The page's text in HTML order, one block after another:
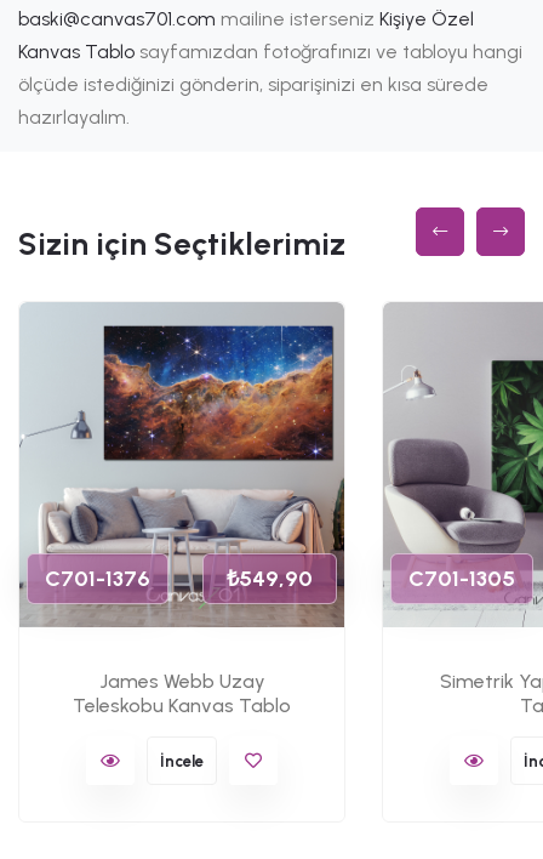
baski@canvas701.com mailine isterseniz Kişiye Özel
Kanvas Tablo sayfamızdan fotoğrafınızı ve tabloyu hangi
ölçüde istediğinizi gönderin, siparişinizi en kısa sürede
hazırlayalım.
Sizin için Seçtiklerimiz
C701-1376 ₺549,90
James Webb Uzay
Teleskobu Kanvas Tablo
İncele
C701-1305
Simetrik